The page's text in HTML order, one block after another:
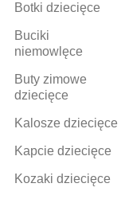
Botki dziecięce
Buciki
niemowlęce
Buty zimowe
dziecięce
Kalosze dziecięce
Kapcie dziecięce
Kozaki dziecięce